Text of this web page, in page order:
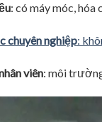
: có máy móc, hóa
chuyên nghiệp:
viên: môi